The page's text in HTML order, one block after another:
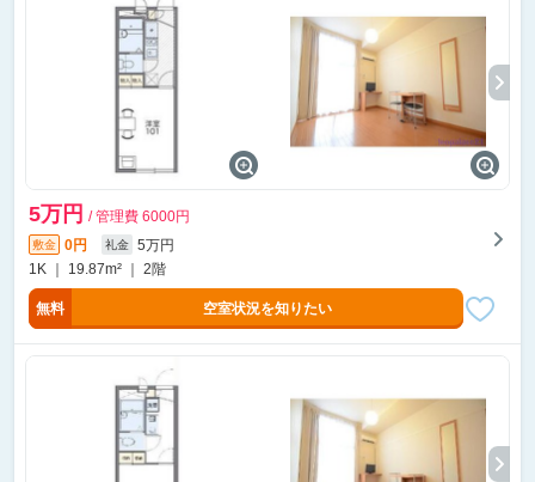
5万円 / 管理費 6000円
敷金 0円 礼金
5万円
1K ｜ 19.87m² ｜ 2階
無料 空室状況を知りたい